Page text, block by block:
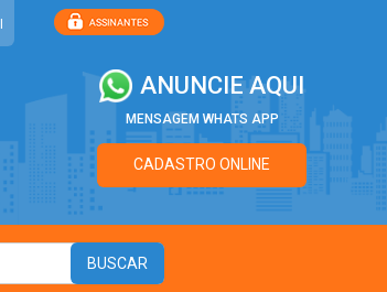
ANUNCIE AQUI
MENSAGEM WHATS APP
CADASTRO ONLINE